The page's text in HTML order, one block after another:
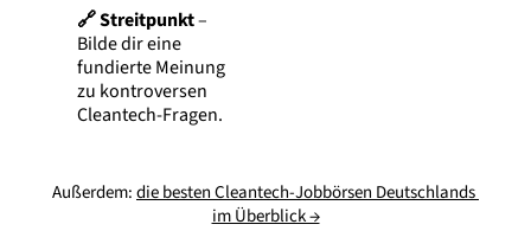
🔗 Streitpunkt –
Bilde dir eine
fundierte Meinung
zu kontroversen
Cleantech-Fragen.
Außerdem: die besten Cleantech-Jobbörsen Deutschlands
im Überblick →